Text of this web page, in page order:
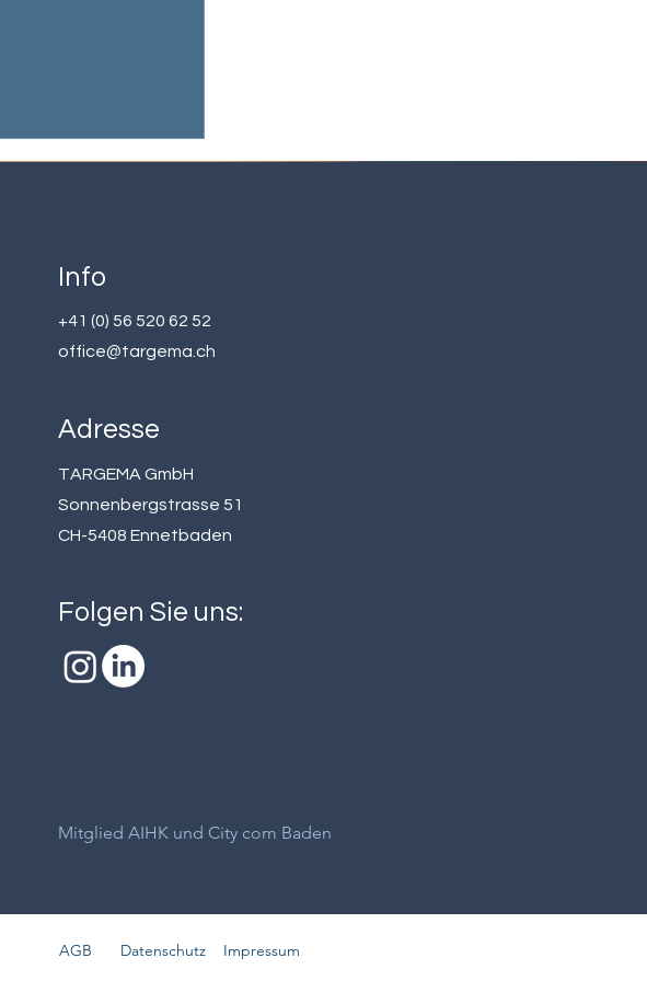
Info
+41 (0) 56 520 62 52
office@targema.ch
Adresse
TARGEMA GmbH
Sonnenbergstrasse 51
CH-5408 Ennetbaden
Folgen Sie uns:
Mitglied AIHK und City com Baden
AGB Datenschutz Impressum